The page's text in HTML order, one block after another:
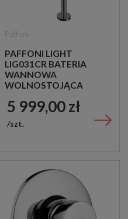
PAFFONI LIGHT
LIG031CR BATERIA
WANNOWA
WOLNOSTOJĄCA
5 999,00 zł
szt.